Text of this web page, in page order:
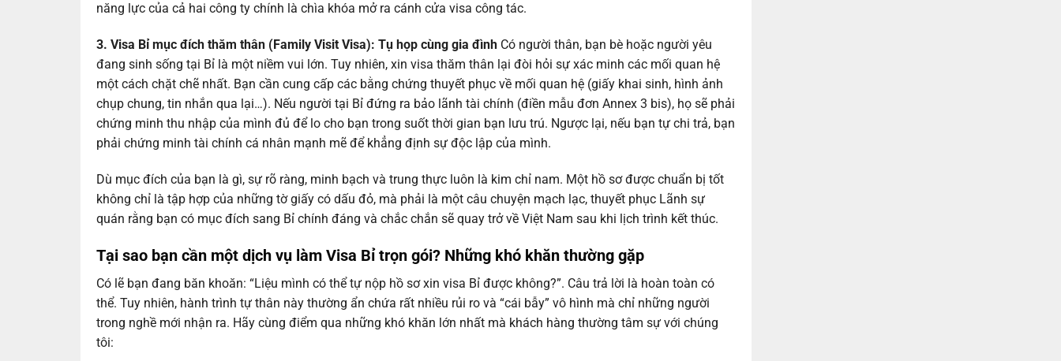
năng lực của cả hai công ty chính là chìa khóa mở ra cánh cửa visa công tác.
3. Visa Bỉ mục đích thăm thân (Family Visit Visa): Tụ họp cùng gia đình Có người thân, bạn bè hoặc người yêu
đang sinh sống tại Bỉ là một niềm vui lớn. Tuy nhiên, xin visa thăm thân lại đòi hỏi sự xác minh các mối quan hệ
một cách chặt chẽ nhất. Bạn cần cung cấp các bằng chứng thuyết phục về mối quan hệ (giấy khai sinh, hình ảnh
chụp chung, tin nhắn qua lại…). Nếu người tại Bỉ đứng ra bảo lãnh tài chính (điền mẫu đơn Annex 3 bis), họ sẽ phải
chứng minh thu nhập của mình đủ để lo cho bạn trong suốt thời gian bạn lưu trú. Ngược lại, nếu bạn tự chi trả, bạn
phải chứng minh tài chính cá nhân mạnh mẽ để khẳng định sự độc lập của mình.
Dù mục đích của bạn là gì, sự rõ ràng, minh bạch và trung thực luôn là kim chỉ nam. Một hồ sơ được chuẩn bị tốt
không chỉ là tập hợp của những tờ giấy có dấu đỏ, mà phải là một câu chuyện mạch lạc, thuyết phục Lãnh sự
quán rằng bạn có mục đích sang Bỉ chính đáng và chắc chắn sẽ quay trở về Việt Nam sau khi lịch trình kết thúc.
Tại sao bạn cần một dịch vụ làm Visa Bỉ trọn gói? Những khó khăn thường gặp
Có lẽ bạn đang băn khoăn: “Liệu mình có thể tự nộp hồ sơ xin visa Bỉ được không?”. Câu trả lời là hoàn toàn có
thể. Tuy nhiên, hành trình tự thân này thường ẩn chứa rất nhiều rủi ro và “cái bẫy” vô hình mà chỉ những người
trong nghề mới nhận ra. Hãy cùng điểm qua những khó khăn lớn nhất mà khách hàng thường tâm sự với chúng
tôi: